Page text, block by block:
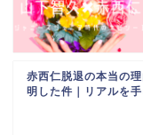
赤西仁脱退の本当の
明した件｜リアルを